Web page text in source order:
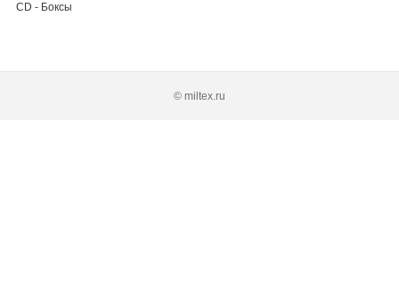
CD - Боксы
© miltex.ru